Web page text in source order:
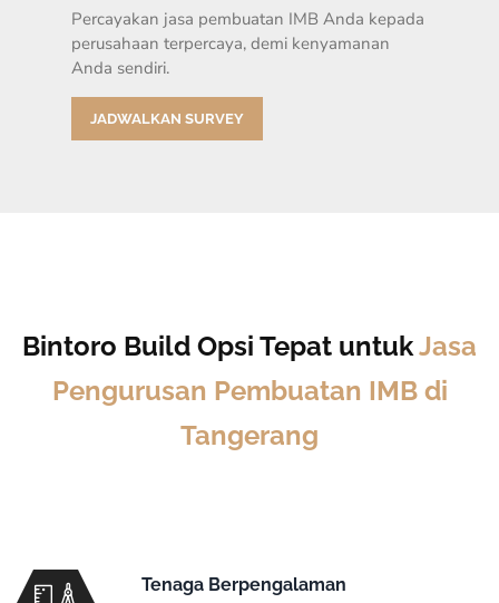
Percayakan jasa pembuatan IMB Anda kepada
perusahaan terpercaya, demi kenyamanan
Anda sendiri.
JADWALKAN SURVEY
Bintoro Build Opsi Tepat untukJasa
Pengurusan Pembuatan IMB di
Tangerang
Tenaga Berpengalaman